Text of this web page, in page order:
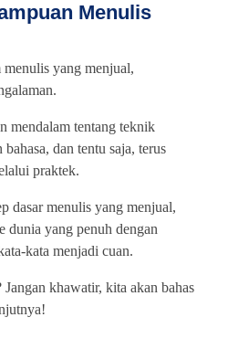
Menulis
yang menjual,
mendalam tentang teknik
dan tentu saja, terus
praktek.
dasar menulis yang menjual,
dunia yang penuh dengan
kata menjadi cuan.
khawatir, kita akan bahas